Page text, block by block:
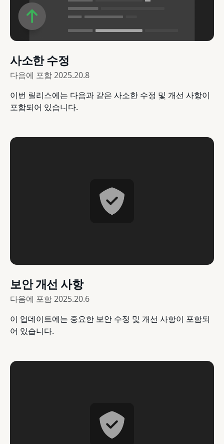
사소한 수정
다음에 포함2025.20.8
이번 릴리스에는 다음과 같은 사소한 수정 및 개선 사항이
포함되어 있습니다.
보안 개선 사항
다음에 포함2025.20.6
이 업데이트에는 중요한 보안 수정 및 개선 사항이 포함되
어 있습니다.